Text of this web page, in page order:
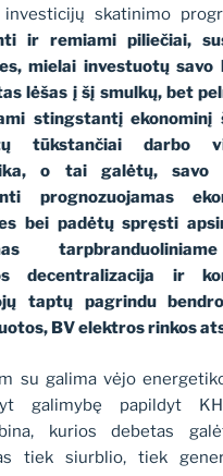
investicijų skatinimo
ir remiami piliečiai,
mielai investuotų savo
lėšas į šį smulkų, bet
stingstantį ekonominį
tūkstančiai darbo
o tai galėtų, savo
prognozuojamas
bei padėtų spręsti
decentralizacija ir
taptų pagrindu
BV elektros rinkos
su galima vėjo
galimybę papildyt
kurios debetas
tiek siurblio, tiek